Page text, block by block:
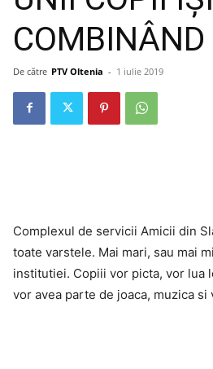
De către PTV Oltenia - 1 iulie 2019
Complexul de servicii Amicii din
toate varstele. Mai mari, sau mai
institutiei. Copiii vor picta, vor lua
vor avea parte de joaca, muzica si